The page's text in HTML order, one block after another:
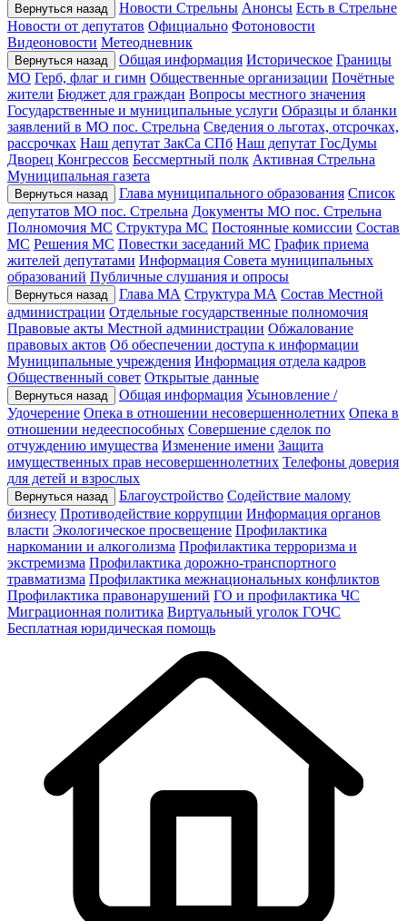
Вернуться назад Новости Стрельны Анонсы Есть в Стрельне
Новости от депутатов Официально Фотоновости
Видеоновости Метеодневник
Вернуться назад Общая информация Историческое Границы
МО Герб, флаг и гимн Общественные организации Почётные
жители Бюджет для граждан Вопросы местного значения
Государственные и муниципальные услуги Образцы и бланки
заявлений в МО пос. Стрельна Сведения о льготах, отсрочках,
рассрочках Наш депутат ЗакСа СПб Наш депутат ГосДумы
Дворец Конгрессов Бессмертный полк Активная Стрельна
Муниципальная газета
Вернуться назад Глава муниципального образования Список
депутатов МО пос. Стрельна Документы МО пос. Стрельна
Полномочия МС Структура МС Постоянные комиссии Состав
МС Решения МС Повестки заседаний МС График приема
жителей депутатами Информация Совета муниципальных
образований Публичные слушания и опросы
Вернуться назад Глава МА Структура МА Состав Местной
администрации Отдельные государственные полномочия
Правовые акты Местной администрации Обжалование
правовых актов Об обеспечении доступа к информации
Муниципальные учреждения Информация отдела кадров
Общественный совет Открытые данные
Вернуться назад Общая информация Усыновление /
Удочерение Опека в отношении несовершеннолетних Опека в
отношении недееспособных Совершение сделок по
отчуждению имущества Изменение имени Защита
имущественных прав несовершеннолетних Телефоны доверия
для детей и взрослых
Вернуться назад Благоустройство Содействие малому
бизнесу Противодействие коррупции Информация органов
власти Экологическое просвещение Профилактика
наркомании и алкоголизма Профилактика терроризма и
экстремизма Профилактика дорожно-транспортного
травматизма Профилактика межнациональных конфликтов
Профилактика правонарушений ГО и профилактика ЧС
Миграционная политика Виртуальный уголок ГОЧС
Бесплатная юридическая помощь